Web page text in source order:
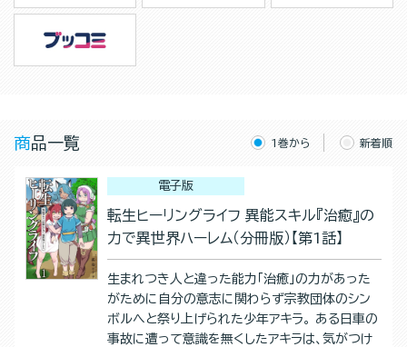
商品一覧 1巻から 新着順
電子版
転生ヒーリングライフ 異能スキル『治癒』の
力で異世界ハーレム（分冊版）【第1話】
生まれつき人と違った能力「治癒」の力があった
がために自分の意志に関わらず宗教団体のシン
ボルへと祭り上げられた少年アキラ。 ある日車の
事故に遭って意識を無くしたアキラは、気がつけ